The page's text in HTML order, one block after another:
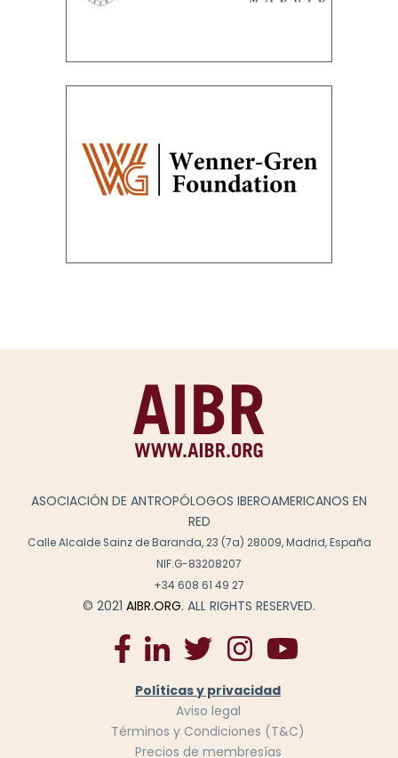
ASOCIACIÓN DE ANTROPÓLOGOS IBEROAMERICANOS EN
RED
Calle Alcalde Sainz de Baranda, 23 (7a) 28009, Madrid, España
NIF.G-83208207
+34 608 61 49 27
© 2021 AIBR.ORG. ALL RIGHTS RESERVED.
Políticas y privacidad
Aviso legal
Términos y Condiciones (T&C)
Precios de membresías